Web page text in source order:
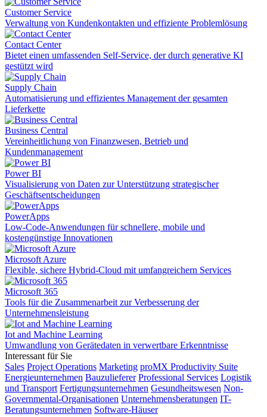
Customer Service
Verwaltung von Kundenkontakten und effiziente Problemlösung
Contact Center
Bietet einen umfassenden Self-Service, der durch generative KI
gestützt wird
Supply Chain
Automatisierung und effizientes Management der gesamten
Lieferkette
Business Central
Vereinheitlichung von Finanzwesen, Betrieb und
Kundenmanagement
Power BI
Visualisierung von Daten zur Unterstützung strategischer
Geschäftsentscheidungen
PowerApps
Low-Code-Anwendungen für schnellere, mobile und
kostengünstige Innovationen
Microsoft Azure
Flexible, sichere Hybrid-Cloud mit umfangreichern Services
Microsoft 365
Tools für die Zusammenarbeit zur Verbesserung der
Unternehmensleistung
Iot and Machine Learning
Umwandlung von Gerätedaten in verwertbare Erkenntnisse
Interessant für Sie
Sales Project Operations Marketing proMX Productivity Suite
Energieunternehmen Bauzulieferer Professional Services Logistik
und Transport Fertigungsunternehmen Gesundheitswesen Non-
Governmental-Organisationen Unternehmensberatungen IT-
Beratungsunternehmen Software-Häuser